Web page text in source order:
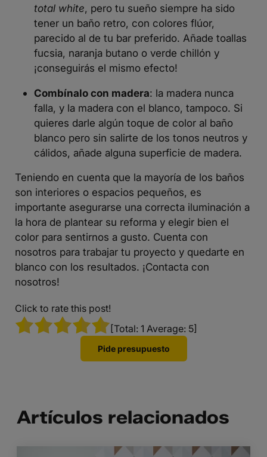
total white, pero tu sueño siempre ha sido
tener un baño retro, con colores flúor,
parecido al de tu bar preferido. Añade toallas
fucsia, naranja butano o verde chillón y
¡conseguirás el mismo efecto!
Combínalo con madera: la madera nunca
falla, y la madera con el blanco, tampoco. Si
quieres darle algún toque de color al baño
blanco pero sin salirte de los tonos neutros y
cálidos, añade alguna superficie de madera.
Teniendo en cuenta que la mayoría de los baños
son interiores o espacios pequeños, es
importante asegurarse una correcta iluminación a
la hora de plantear su reforma y elegir bien el
color para sentirnos a gusto. Cuenta con
nosotros para trabajar tu proyecto y quedarte en
blanco con los resultados. ¡Contacta con
nosotros!
Click to rate this post!
[Total: 1 Average: 5]
Pide presupuesto
Artículos relacionados